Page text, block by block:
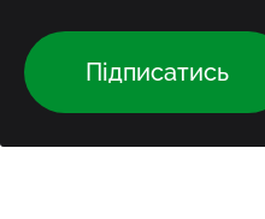
Підписатись